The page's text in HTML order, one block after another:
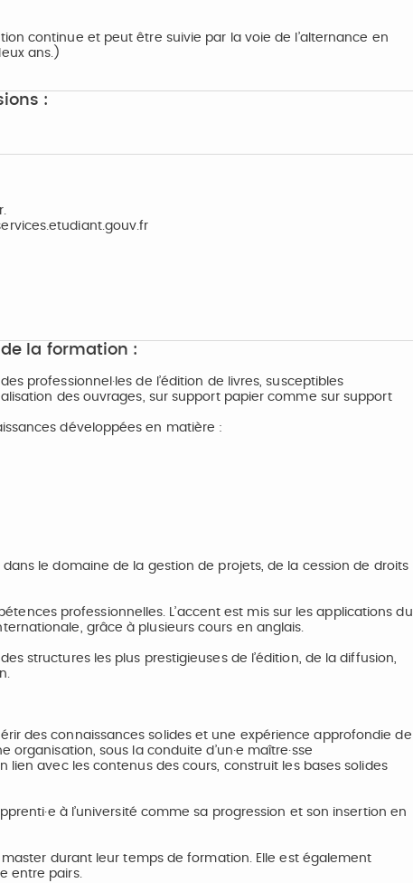
continue et peut être suivie par la voie de l’alternance en
ans.)
:
la formation :
professionnel·les de l’édition de livres, susceptibles
des ouvrages, sur support papier comme sur support
développées en matière :
le domaine de la gestion de projets, de la cession de droits
professionnelles. L’accent est mis sur les applications du
grâce à plusieurs cours en anglais.
structures les plus prestigieuses de l’édition, de la diffusion,
des connaissances solides et une expérience approfondie de
organisation, sous la conduite d’un·e maître·sse
lien avec les contenus des cours, construit les bases solides
à l’université comme sa progression et son insertion en
master durant leur temps de formation. Elle est également
entre pairs.